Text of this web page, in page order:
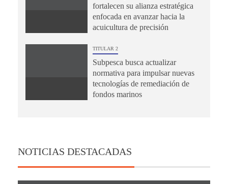
fortalecen su alianza estratégica
enfocada en avanzar hacia la
acuicultura de precisión
TITULAR 2
Subpesca busca actualizar
normativa para impulsar nuevas
tecnologías de remediación de
fondos marinos
NOTICIAS DESTACADAS